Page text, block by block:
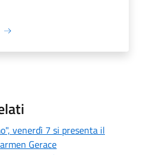
venerdì 7 si presenta il
Gerace